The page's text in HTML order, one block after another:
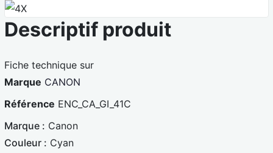
4X
Descriptif produit
Fiche technique sur
Marque CANON
Référence ENC_CA_GI_41C
Marque : Canon
Couleur : Cyan